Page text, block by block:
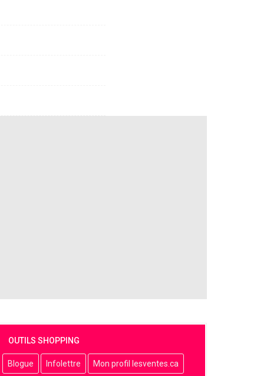
OUTILS SHOPPING
Blogue Infolettre Mon profil lesventes.ca